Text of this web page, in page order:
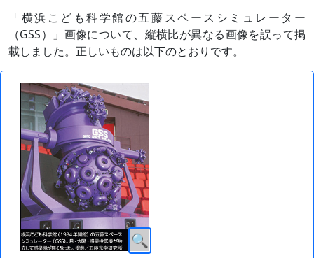
「横浜こども科学館の五藤スペースシミュレーター
（GSS）」画像について、縦横比が異なる画像を誤って掲
載しました。正しいものは以下のとおりです。